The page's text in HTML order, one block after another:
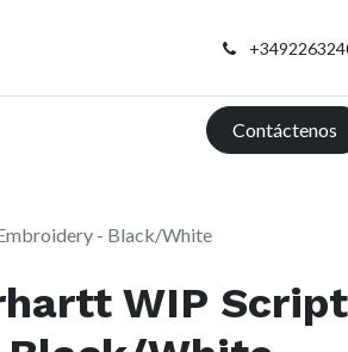
Contáctenos
- Black/White
WIP Script